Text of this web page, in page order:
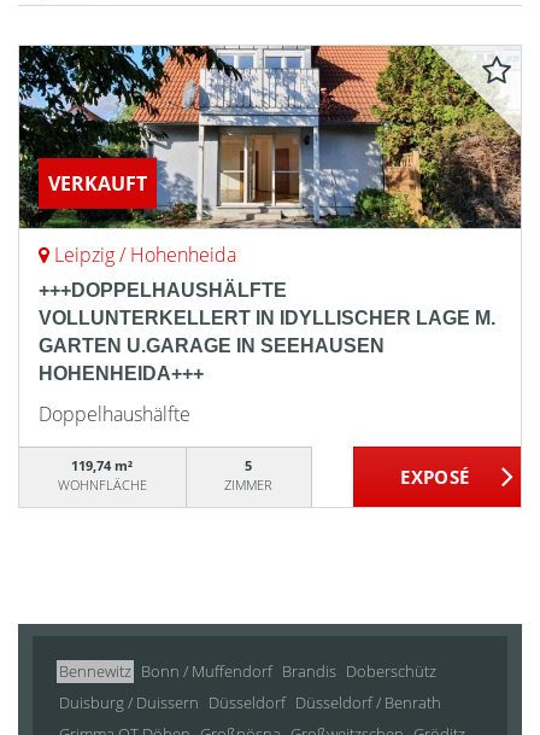
VERKAUFT
Leipzig / Hohenheida
+++DOPPELHAUSHÄLFTE
VOLLUNTERKELLERT IN IDYLLISCHER LAGE M.
GARTEN U.GARAGE IN SEEHAUSEN
HOHENHEIDA+++
Doppelhaushälfte
119,74 m²
WOHNFLÄCHE
5
ZIMMER
Bennewitz Bonn / Muffendorf Brandis Doberschütz
Duisburg / Duissern Düsseldorf Düsseldorf / Benrath